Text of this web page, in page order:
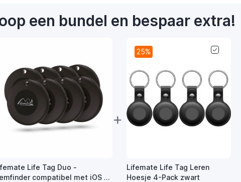
een bundel en bespaar extra!
Life Tag Duo -
compatibel met iOS of
+
25%
Lifemate Life Tag Leren
Hoesje 4-Pack zwart